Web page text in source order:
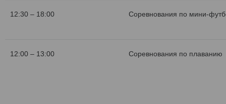
12:30 – 18:00 Соревнования по мини-
12:00 – 13:00 Соревнования по плаванию